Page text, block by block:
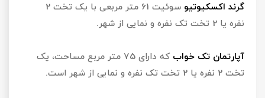
گرند اکسکیوتیو
سوئیت 61 متر مربعی با یک تخت 2
نفره یا 2 تخت تک نفره و نمایی از شهر.
آپارتمان تک خواب
که دارای 75 متر مربع مساحت، یک
تخت 2 نفره یا 2 تخت تک نفره و نمایی از شهر است.